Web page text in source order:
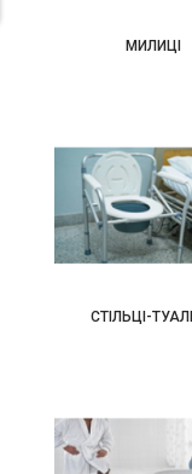
МИЛИЦІ
СТІЛЬЦІ-